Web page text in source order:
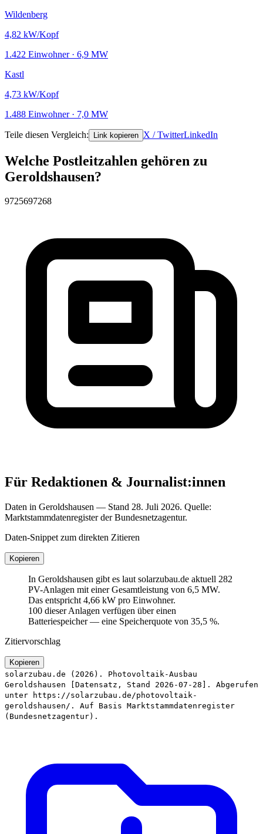
Wildenberg
4,82 kW/Kopf
1.422 Einwohner · 6,9 MW
Kastl
4,73 kW/Kopf
1.488 Einwohner · 7,0 MW
Teile diesen Vergleich: Link kopieren X / TwitterLinkedIn
Welche Postleitzahlen gehören zu
Geroldshausen?
9725697268
Für Redaktionen & Journalist:innen
Daten in Geroldshausen — Stand 28. Juli 2026. Quelle:
Marktstammdatenregister der Bundesnetzagentur.
Daten-Snippet zum direkten Zitieren
Kopieren
In Geroldshausen gibt es laut solarzubau.de aktuell 282
PV-Anlagen mit einer Gesamtleistung von 6,5 MW.
Das entspricht 4,66 kW pro Einwohner.
100 dieser Anlagen verfügen über einen
Batteriespeicher — eine Speicherquote von 35,5 %.
Zitiervorschlag
Kopieren
solarzubau.de (2026). Photovoltaik-Ausbau
Geroldshausen [Datensatz, Stand 2026-07-28]. Abgerufen
unter https://solarzubau.de/photovoltaik-
geroldshausen/. Auf Basis Marktstammdatenregister
(Bundesnetzagentur).